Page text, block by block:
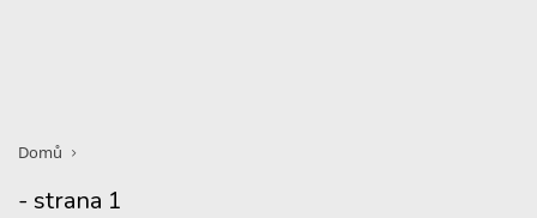
Domů
- strana 1